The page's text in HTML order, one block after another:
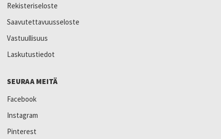
Rekisteriseloste
Saavutettavuusseloste
Vastuullisuus
Laskutustiedot
SEURAA MEITÄ
Facebook
Instagram
Pinterest